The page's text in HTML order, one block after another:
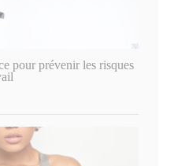
pour prévenir les risques